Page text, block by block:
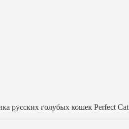
русских голубых кошек Perfect Cat